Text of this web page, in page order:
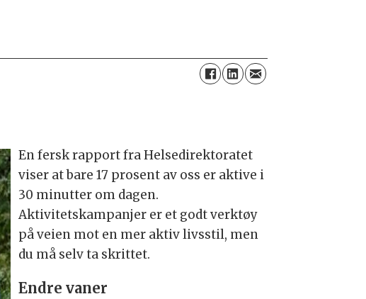
En fersk rapport fra Helsedirektoratet
viser at bare 17 prosent av oss er aktive i
30 minutter om dagen.
Aktivitetskampanjer er et godt verktøy
på veien mot en mer aktiv livsstil, men
du må selv ta skrittet.
Endre vaner